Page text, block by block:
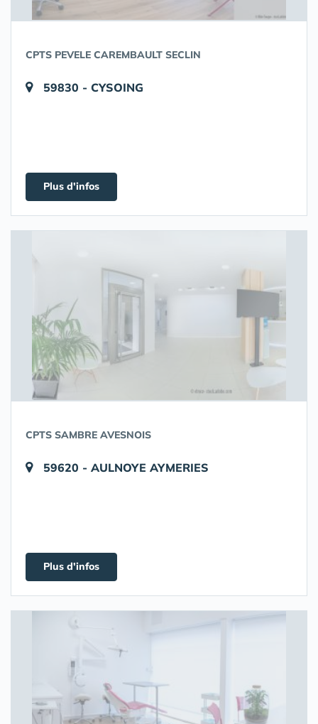
CPTS PEVELE CAREMBAULT SECLIN
59830 - CYSOING
Plus d'infos
CPTS SAMBRE AVESNOIS
59620 - AULNOYE AYMERIES
Plus d'infos